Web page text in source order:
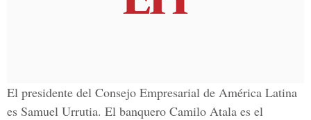
El presidente del Consejo Empresarial de América Latina
es Samuel Urrutia. El banquero Camilo Atala es el